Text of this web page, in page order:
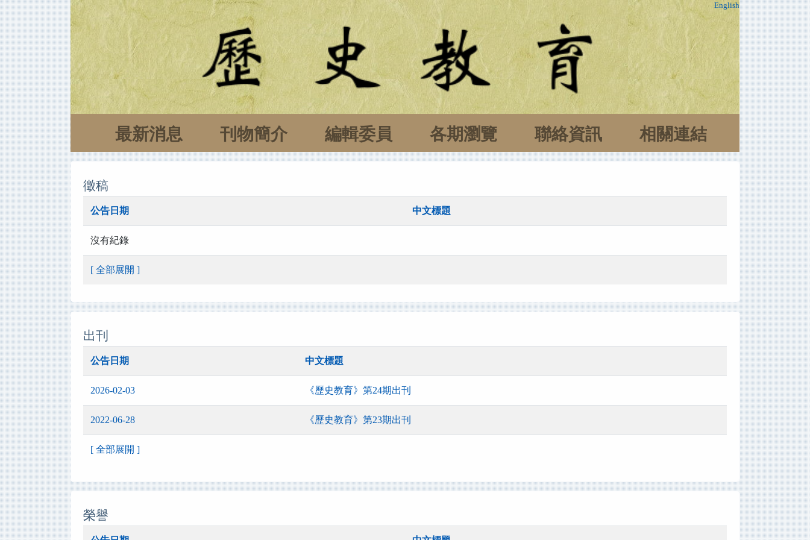
English
最新消息 刊物簡介 編輯委員 各期瀏覽 聯絡資訊 相關連結
徵稿
公告日期 中文標題
沒有紀錄
[ 全部展開 ]
出刊
公告日期 中文標題
2026-02-03 《歷史教育》第24期出刊
2022-06-28 《歷史教育》第23期出刊
[ 全部展開 ]
榮譽